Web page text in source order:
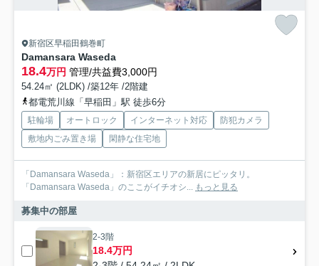
新宿区早稲田鶴巻町
Damansara Waseda
18.4万円 管理/共益費3,000円
54.24㎡ (2LDK) /築12年 /2階建
都電荒川線「早稲田」駅 徒歩6分
駐輪場 オートロック インターネット対応
防犯カメラ
敷地内ごみ置き場
閑静な住宅地
「Damansara Waseda」：新宿区エリアの新居にピッタリ。
「Damansara Waseda」のここがイチオシ...
もっと見る
募集中の部屋
2-3階
18.4万円